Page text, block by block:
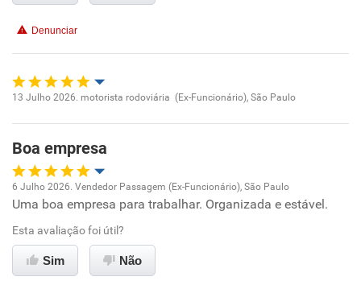
Recomenda esta empresa
Recomenda a diretoria
Denunciar
Ambiente de trabalho
Conciliação com a vida familiar
Benefícios
Recomenda esta empresa
13 Julho 2026. motorista rodoviária (Ex-Funcionário), São Paulo
Boa empresa
Oportunidade de promoção
Ambiente de trabalho
6 Julho 2026. Vendedor Passagem (Ex-Funcionário), São Paulo
Uma boa empresa para trabalhar. Organizada e estável.
Esta avaliação foi útil?
Sim Não